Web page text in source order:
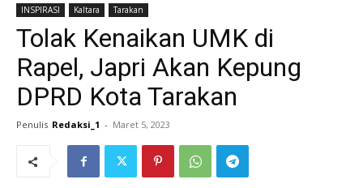
INSPIRASI Kaltara Tarakan
Tolak Kenaikan UMK di
Rapel, Japri Akan Kepung
DPRD Kota Tarakan
Penulis Redaksi_1 - Maret 5, 2023